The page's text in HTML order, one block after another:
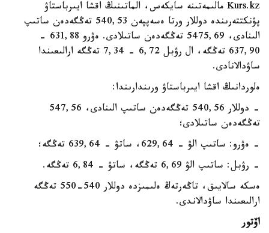
Kurs.kz مالىمەتىنە سايكەس، الماتىنىڭ اقشا ايىرباستاۋ
پۋنكتتەرىندە دوللار ورتا ەسەپپەن 540,53 تەڭگەدەن ساتىپ
الىنادى، 5475,69 تەڭگەدەن ساتىلادى. ەۋرو 631,88 -
637,90 تەڭگە، ال رۋبل 6,72 - 7,34 تەڭگە ارالىعىندا
ساۋدالانادى.
ەلوردانىڭ اقشا ايىرباستاۋ ورىندارىندا:
- دوللار 540,56 تەڭگەدەن ساتىپ الىنادى، 547,56
تەڭگەدەن ساتىلادى؛
- ەۋرو: ساتىپ الۋ - 629,64، ساتۋ - 639,64 تەڭگە؛
- رۋبل: ساتىپ الۋ 6,69 تەڭگە، ساتۋ - 6,84 تەڭگە.
ەسكە سالايىق، تاڭەرتەڭ ەلىمىزدە دوللار 540-550 تەڭگە
ارالىعىندا ساۋدالاندى.
اۆتور